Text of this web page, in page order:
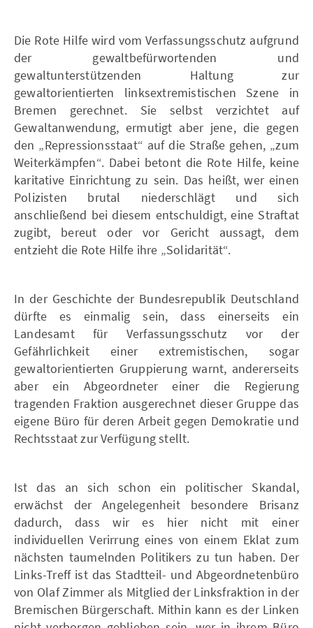
Die Rote Hilfe wird vom Verfassungsschutz aufgrund
der gewaltbefürwortenden und
gewaltunterstützenden Haltung zur
gewaltorientierten linksextremistischen Szene in
Bremen gerechnet. Sie selbst verzichtet auf
Gewaltanwendung, ermutigt aber jene, die gegen
den „Repressionsstaat“ auf die Straße gehen, „zum
Weiterkämpfen“. Dabei betont die Rote Hilfe, keine
karitative Einrichtung zu sein. Das heißt, wer einen
Polizisten brutal niederschlägt und sich
anschließend bei diesem entschuldigt, eine Straftat
zugibt, bereut oder vor Gericht aussagt, dem
entzieht die Rote Hilfe ihre „Solidarität“.
In der Geschichte der Bundesrepublik Deutschland
dürfte es einmalig sein, dass einerseits ein
Landesamt für Verfassungsschutz vor der
Gefährlichkeit einer extremistischen, sogar
gewaltorientierten Gruppierung warnt, andererseits
aber ein Abgeordneter einer die Regierung
tragenden Fraktion ausgerechnet dieser Gruppe das
eigene Büro für deren Arbeit gegen Demokratie und
Rechtsstaat zur Verfügung stellt.
Ist das an sich schon ein politischer Skandal,
erwächst der Angelegenheit besondere Brisanz
dadurch, dass wir es hier nicht mit einer
individuellen Verirrung eines von einem Eklat zum
nächsten taumelnden Politikers zu tun haben. Der
Links-Treff ist das Stadtteil- und Abgeordnetenbüro
von Olaf Zimmer als Mitglied der Linksfraktion in der
Bremischen Bürgerschaft. Mithin kann es der Linken